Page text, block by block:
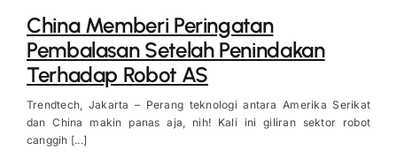
China Memberi Peringatan
Pembalasan Setelah Penindakan
Terhadap Robot AS
Trendtech, Jakarta – Perang teknologi antara Amerika Serikat
dan China makin panas aja, nih! Kali ini giliran sektor robot
canggih [...]